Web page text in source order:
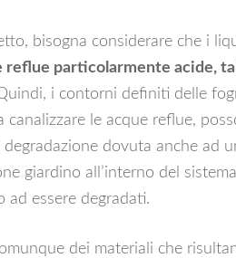
bisogna considerare che i
reflue particolarmente acide,
i contorni definiti delle
le acque reflue,
dovuta anche ad
giardino all’interno del
ad essere degradati.
dei materiali che